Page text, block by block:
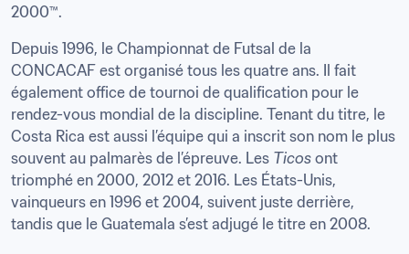
2000™.
Depuis 1996, le Championnat de Futsal de la
CONCACAF est organisé tous les quatre ans. Il fait
également office de tournoi de qualification pour le
rendez-vous mondial de la discipline. Tenant du titre, le
Costa Rica est aussi l’équipe qui a inscrit son nom le plus
souvent au palmarès de l’épreuve. Les Ticos ont
triomphé en 2000, 2012 et 2016. Les États-Unis,
vainqueurs en 1996 et 2004, suivent juste derrière,
tandis que le Guatemala s’est adjugé le titre en 2008.